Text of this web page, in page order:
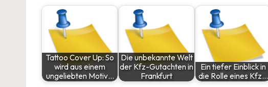
Tattoo Cover Up: So
wird aus einem
ungeliebten Motiv…
Die unbekannte Welt
der Kfz-Gutachten in
Frankfurt
Ein tiefer Einblick in
die Rolle eines Kfz…